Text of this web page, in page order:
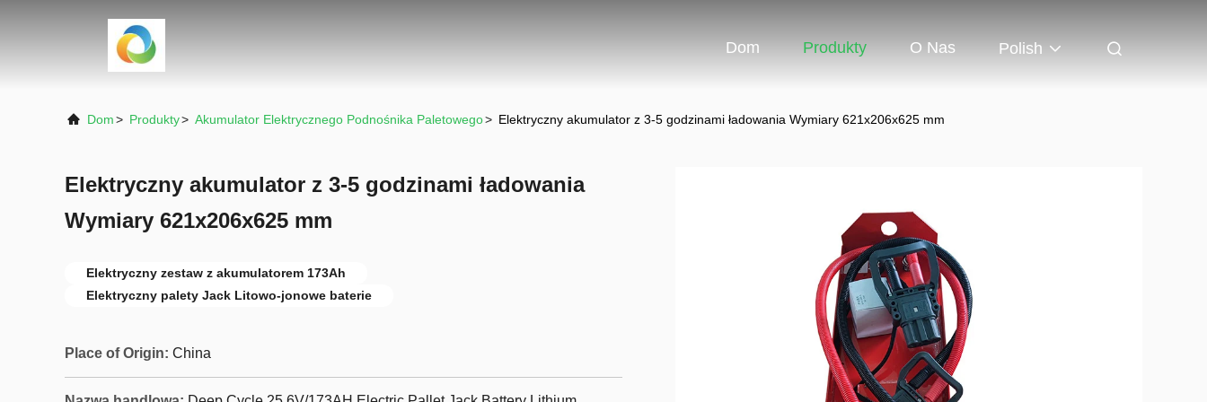
Dom Produkty O Nas Polish
Dom> Produkty> Akumulator Elektrycznego Podnośnika Paletowego> Elektryczny akumulator z 3-5 godzinami ładowania Wymiary 621x206x625 mm
Elektryczny akumulator z 3-5 godzinami ładowania
Wymiary 621x206x625 mm
Elektryczny zestaw z akumulatorem 173Ah
Elektryczny palety Jack Litowo-jonowe baterie
Place of Origin: China